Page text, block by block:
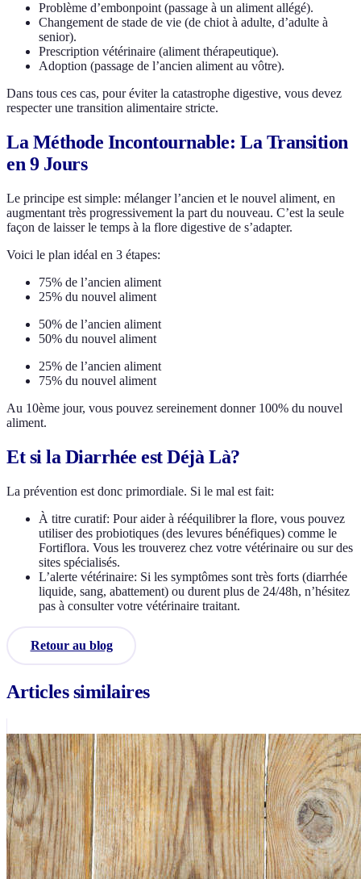
Problème d’embonpoint (passage à un aliment allégé).
Changement de stade de vie (de chiot à adulte, d’adulte à
senior).
Prescription vétérinaire (aliment thérapeutique).
Adoption (passage de l’ancien aliment au vôtre).
Dans tous ces cas, pour éviter la catastrophe digestive, vous devez
respecter une transition alimentaire stricte.
La Méthode Incontournable: La Transition
en 9 Jours
Le principe est simple: mélanger l’ancien et le nouvel aliment, en
augmentant très progressivement la part du nouveau. C’est la seule
façon de laisser le temps à la flore digestive de s’adapter.
Voici le plan idéal en 3 étapes:
75% de l’ancien aliment
25% du nouvel aliment
50% de l’ancien aliment
50% du nouvel aliment
25% de l’ancien aliment
75% du nouvel aliment
Au 10ème jour, vous pouvez sereinement donner 100% du nouvel
aliment.
Et si la Diarrhée est Déjà Là?
La prévention est donc primordiale. Si le mal est fait:
À titre curatif: Pour aider à rééquilibrer la flore, vous pouvez
utiliser des probiotiques (des levures bénéfiques) comme le
Fortiflora. Vous les trouverez chez votre vétérinaire ou sur des
sites spécialisés.
L’alerte vétérinaire: Si les symptômes sont très forts (diarrhée
liquide, sang, abattement) ou durent plus de 24/48h, n’hésitez
pas à consulter votre vétérinaire traitant.
Retour au blog
Articles similaires